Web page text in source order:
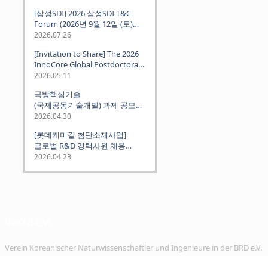
[삼성SDI] 2026 삼성SDI T&C
Forum (2026년 9월 12일 (토)
뮌헨 개최)
2026.07.26
[Invitation to Share] The 2026
InnoCore Global Postdoctoral
Job Fair: Meet Korea's 4 Major
Institutes
2026.05.11
국방핵심기술
(국제공동기술개발) 과제 공모
안내 (~2026.06.26)
2026.04.30
[롯데케미칼 첨단소재사업]
글로벌 R&D 경력사원 채용
(~2026. 5.5)
2026.04.23
Verein Koreanischer Naturwissenschaftler und Ingenieure in der BRD e.V.